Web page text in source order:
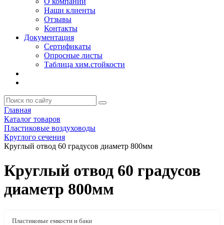
Наши клиенты
Отзывы
Контакты
Документация
Сертификаты
Опросные листы
Таблица хим.стойкости
Главная
Каталог товаров
Пластиковые воздуховоды
Круглого сечения
Круглый отвод 60 градусов диаметр 800мм
Круглый отвод 60 градусов
диаметр 800мм
Пластиковые емкости и баки